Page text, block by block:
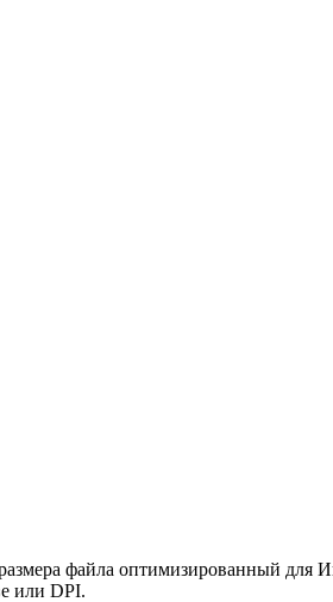
файла оптимизированный для
или DPI.